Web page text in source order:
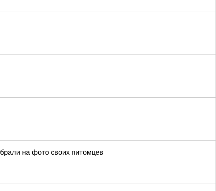
на фото своих питомцев